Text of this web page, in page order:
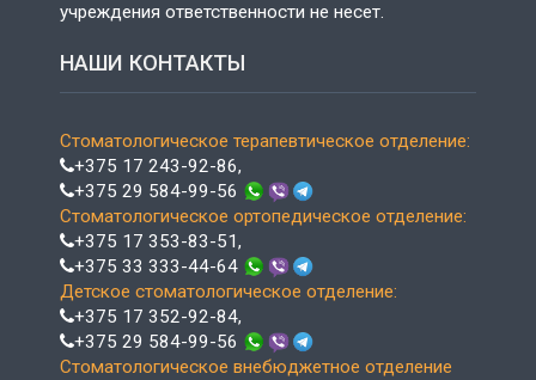
учреждения ответственности не несет.
НАШИ КОНТАКТЫ
Стоматологическое терапевтическое отделение:
+375 17 243-92-86,
+375 29 584-99-56
Стоматологическое ортопедическое отделение:
+375 17 353-83-51,
+375 33 333-44-64
Детское стоматологическое отделение:
+375 17 352-92-84,
+375 29 584-99-56
Стоматологическое внебюджетное отделение